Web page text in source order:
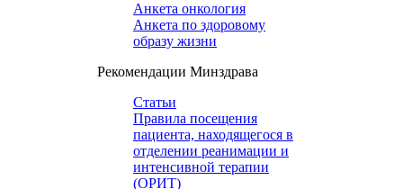
Анкета онкология
Анкета по здоровому
образу жизни
Рекомендации Минздрава
Статьи
Правила посещения
пациента, находящегося в
отделении реанимации и
интенсивной терапии
(ОРИТ)